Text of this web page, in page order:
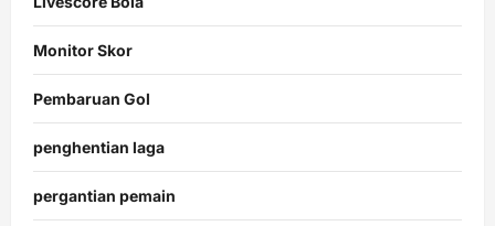
Monitor Skor
Pembaruan Gol
penghentian laga
pergantian pemain